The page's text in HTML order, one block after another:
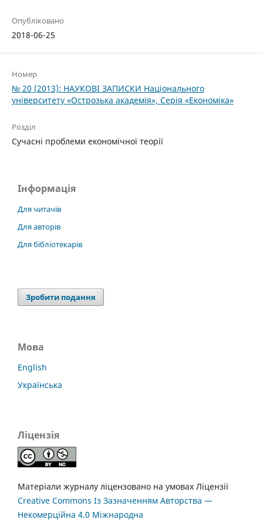
Опубліковано
2018-06-25
Номер
№ 20 (2013): НАУКОВІ ЗАПИСКИ Національного
університету «Острозька акаде­мія», Серія «Економіка»
Розділ
Cучасні проблеми економічної теорії
Інформація
Для читачів
Для авторів
Для бібліотекарів
Зробити подання
Мова
English
Українська
Ліцензія
Матеріали журналу ліцензовано на умовах Ліцензії
Creative Commons Із Зазначенням Авторства —
Некомерційна 4.0 Міжнародна